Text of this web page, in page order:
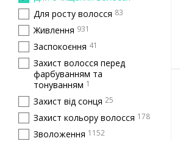
Для росту волосся 83
Живлення 931
Заспокоєння 41
Захист волосся перед
фарбуванням та
тонуванням 1
Захист від сонця 25
Захист кольору волосся 178
Зволоження 1152